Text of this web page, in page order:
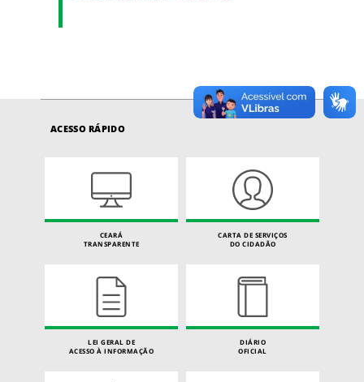
ACESSO RÁPIDO
CEARÁ
TRANSPARENTE
CARTA DE SERVIÇOS
DO CIDADÃO
LEI GERAL DE
ACESSO À INFORMAÇÃO
DIÁRIO
OFICIAL